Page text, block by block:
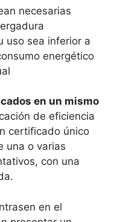
necesarias
uso sea inferior a
energético
en un mismo
de eficiencia
certificado único
una o varias
con una
en el